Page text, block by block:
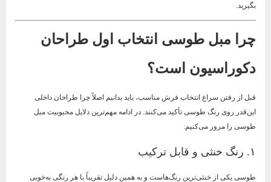
بگیرید.
چرا مبل طوسی انتخاب اول طراحان
دکوراسیون است؟
قبل از رفتن سراغ انتخاب فرش مناسب، باید بدانیم اصلاً چرا طراحان داخلی
این‌قدر روی رنگ طوسی تأکید می‌کنند. در ادامه مهم‌ترین دلایل محبوبیت مبل
طوسی را مرور می‌کنیم:
طوسی یکی از خنثی‌ترین رنگ‌هاست و به همین دلیل تقریباً با هر رنگی به‌خوبی